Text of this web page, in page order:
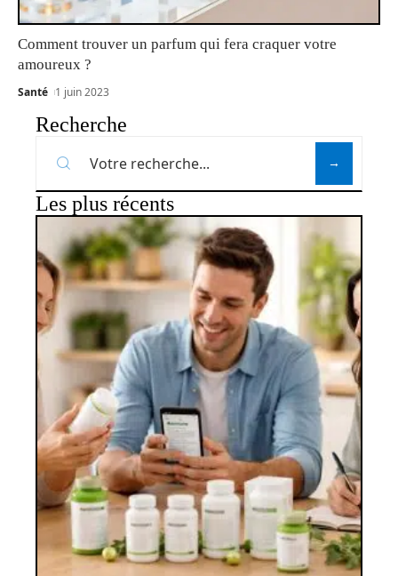
Comment trouver un parfum qui fera craquer votre
amoureux ?
Santé 1 juin 2023
Recherche
Les plus récents